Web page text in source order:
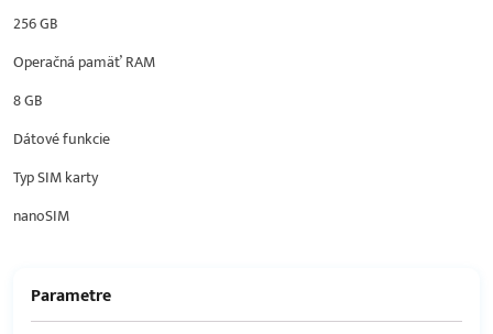
256 GB
Operačná pamäť RAM
8 GB
Dátové funkcie
Typ SIM karty
nanoSIM
Parametre